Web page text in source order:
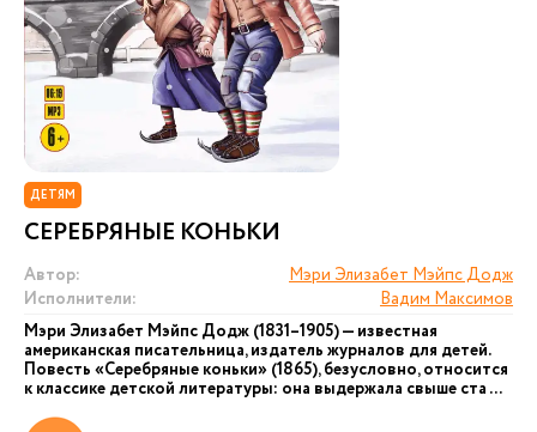
ДЕТЯМ
СЕРЕБРЯНЫЕ КОНЬКИ
Автор:
Мэри Элизабет Мэйпс Додж
Исполнители:
Вадим Максимов
Мэри Элизабет Мэйпс Додж (1831–1905) — известная
американская писательница, издатель журналов для детей.
Повесть «Серебряные коньки» (1865), безусловно, относится
к классике детской литературы: она выдержала свыше ста ...